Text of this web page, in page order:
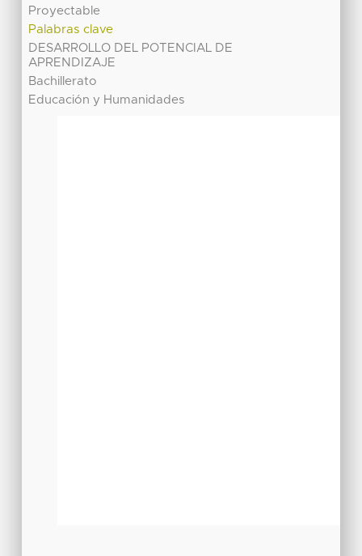
Proyectable
Palabras clave
DESARROLLO DEL POTENCIAL DE
APRENDIZAJE
Bachillerato
Educación y Humanidades